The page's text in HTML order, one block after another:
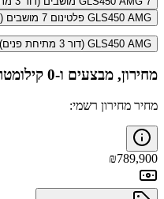
GLS450 AMG פלטינום 7 מושבים (דור 3 מתיחת פנים)
GLS450 AMG (דור 3 מתיחת פנים)
מחירון, מבצעים ו-0 קילומטר
מחיר מחירון רשמי:
₪789,900